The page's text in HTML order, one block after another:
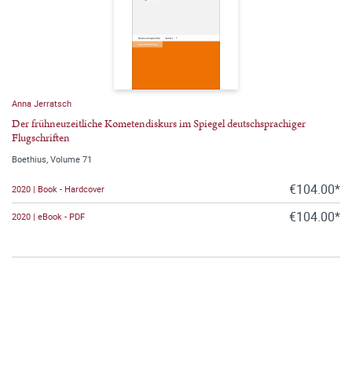
Anna Jerratsch
Der frühneuzeitliche Kometendiskurs im Spiegel deutschsprachiger
Flugschriften
Boethius, Volume 71
2020 | Book - Hardcover €104.00*
2020 | eBook - PDF €104.00*